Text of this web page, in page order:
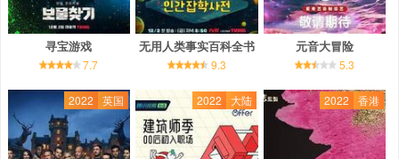
寻宝游戏
7.7
无用人类事实百科全书
9.3
元音大冒险
5.3
2022 英国 2022 大陆 2022 香港